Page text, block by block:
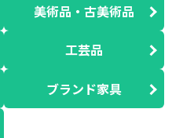
美術品・古美術品
工芸品
ブランド家具